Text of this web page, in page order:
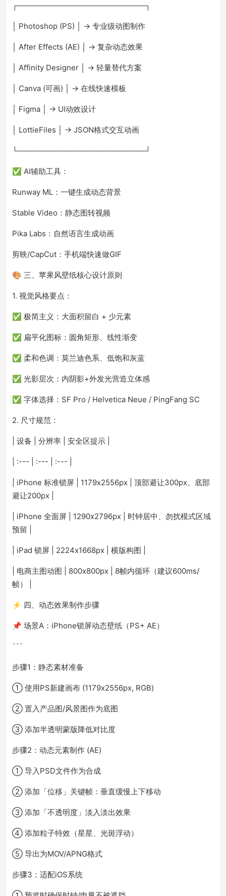
┌───────────────────────┐
│ Photoshop (PS) │ → 专业级动图制作
│ After Effects (AE) │ → 复杂动态效果
│ Affinity Designer │ → 轻量替代方案
│ Canva (可画) │ → 在线快速模板
│ Figma │ → UI动效设计
│ LottieFiles │ → JSON格式交互动画
└───────────────────────┘
✅ AI辅助工具：
Runway ML：一键生成动态背景
Stable Video：静态图转视频
Pika Labs：自然语言生成动画
剪映/CapCut：手机端快速做GIF
🎨 三、苹果风壁纸核心设计原则
1. 视觉风格要点：
✅ 极简主义：大面积留白 + 少元素
✅ 扁平化图标：圆角矩形、线性渐变
✅ 柔和色调：莫兰迪色系、低饱和灰蓝
✅ 光影层次：内阴影+外发光营造立体感
✅ 字体选择：SF Pro / Helvetica Neue / PingFang SC
2. 尺寸规范：
| 设备 | 分辨率 | 安全区提示 |
| :--- | :--- | :--- |
| iPhone 标准锁屏 | 1179x2556px | 顶部避让300px、底部
避让200px |
| iPhone 全面屏 | 1290x2796px | 时钟居中、勿扰模式区域
预留 |
| iPad 锁屏 | 2224x1668px | 横版构图 |
| 电商主图动图 | 800x800px | 8帧内循环（建议600ms/
帧） |
⚡ 四、动态效果制作步骤
📌 场景A：iPhone锁屏动态壁纸（PS+ AE）
```
步骤1：静态素材准备
① 使用PS新建画布 (1179x2556px, RGB)
② 置入产品图/风景图作为底图
③ 添加半透明蒙版降低对比度
步骤2：动态元素制作 (AE)
① 导入PSD文件作为合成
② 添加「位移」关键帧：垂直缓慢上下移动
③ 添加「不透明度」淡入淡出效果
④ 添加粒子特效（星星、光斑浮动）
⑤ 导出为MOV/APNG格式
步骤3：适配iOS系统